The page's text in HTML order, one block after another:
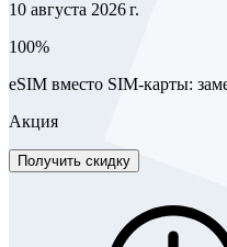
10 августа 2026 г.
100%
eSIM вместо SIM-карты:
Акция
Получить скидку